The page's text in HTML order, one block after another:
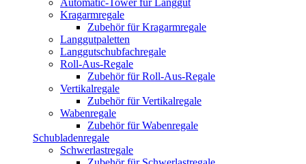
Automatic-Tower für Langgut
Kragarmregale
Zubehör für Kragarmregale
Langgutpaletten
Langgutschubfachregale
Roll-Aus-Regale
Zubehör für Roll-Aus-Regale
Vertikalregale
Zubehör für Vertikalregale
Wabenregale
Zubehör für Wabenregale
Schubladenregale
Schwerlastregale